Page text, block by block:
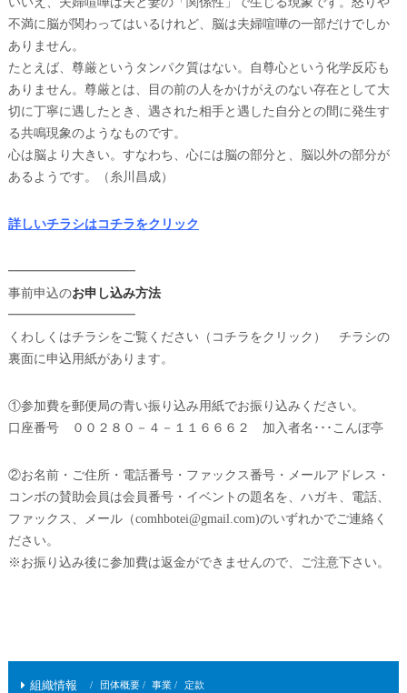
不満に脳が関わってはいるけれど、脳は夫婦喧嘩の一部だけでしか
ありません。
たとえば、尊厳というタンパク質はない。自尊心という化学反応も
ありません。尊厳とは、目の前の人をかけがえのない存在として大
切に丁寧に遇したとき、遇された相手と遇した自分との間に発生す
る共鳴現象のようなものです。
心は脳より大きい。すなわち、心には脳の部分と、脳以外の部分が
あるようです。（糸川昌成）
詳しいチラシはコチラをクリック
━━━━━━━━━━
事前申込のお申し込み方法
━━━━━━━━━━
くわしくはチラシをご覧ください（コチラをクリック） チラシの
裏面に申込用紙があります。
①参加費を郵便局の青い振り込み用紙でお振り込みください。
口座番号 ００２８０－４－１１６６６２ 加入者名･･･こんぼ亭
②お名前・ご住所・電話番号・ファックス番号・メールアドレス・
コンボの賛助会員は会員番号・イベントの題名を、ハガキ、電話、
ファックス、メール（comhbotei@gmail.com)のいずれかでご連絡く
ださい。
※お振り込み後に参加費は返金ができませんので、ご注意下さい。
組織情報 団体概要 事業 定款